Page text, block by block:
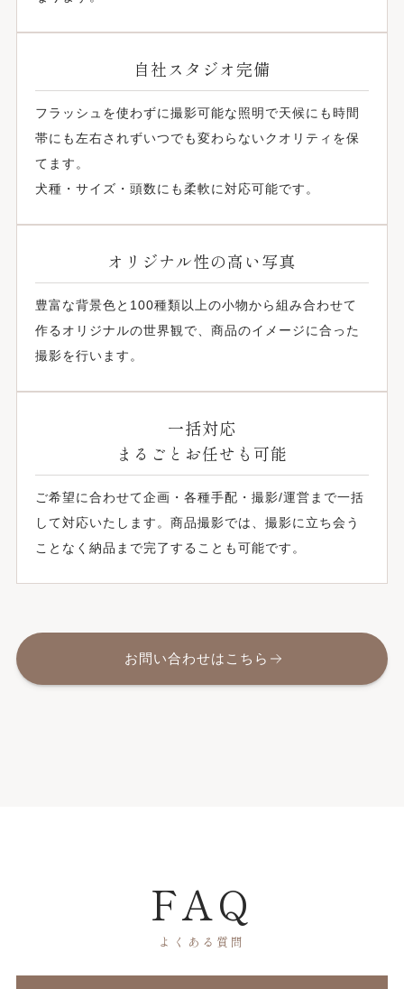
自社スタジオ完備
フラッシュを使わずに撮影可能な照明で天候にも時間
帯にも左右されずいつでも変わらないクオリティを保
てます。
犬種・サイズ・頭数にも柔軟に対応可能です。
オリジナル性の高い写真
豊富な背景色と100種類以上の小物から組み合わせて
作るオリジナルの世界観で、商品のイメージに合った
撮影を行います。
一括対応
まるごとお任せも可能
ご希望に合わせて企画・各種手配・撮影/運営まで一括
して対応いたします。商品撮影では、撮影に立ち会う
ことなく納品まで完了することも可能です。
お問い合わせはこちら
FAQ
よくある質問